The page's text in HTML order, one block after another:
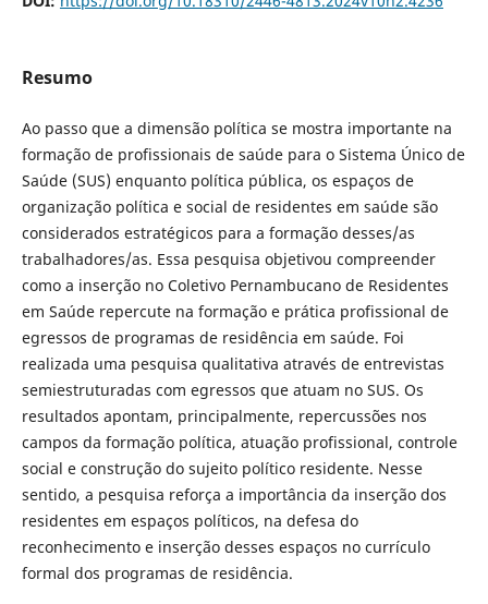
Resumo
Ao passo que a dimensão política se mostra importante na
formação de profissionais de saúde para o Sistema Único de
Saúde (SUS) enquanto política pública, os espaços de
organização política e social de residentes em saúde são
considerados estratégicos para a formação desses/as
trabalhadores/as. Essa pesquisa objetivou compreender
como a inserção no Coletivo Pernambucano de Residentes
em Saúde repercute na formação e prática profissional de
egressos de programas de residência em saúde. Foi
realizada uma pesquisa qualitativa através de entrevistas
semiestruturadas com egressos que atuam no SUS. Os
resultados apontam, principalmente, repercussões nos
campos da formação política, atuação profissional, controle
social e construção do sujeito político residente. Nesse
sentido, a pesquisa reforça a importância da inserção dos
residentes em espaços políticos, na defesa do
reconhecimento e inserção desses espaços no currículo
formal dos programas de residência.